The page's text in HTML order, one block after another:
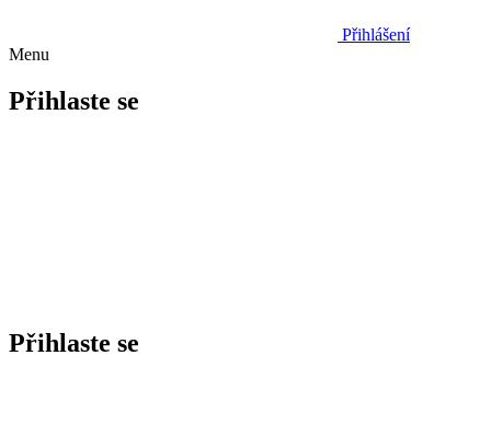
Přihlášení
Menu
Přihlaste se
Přihlaste se